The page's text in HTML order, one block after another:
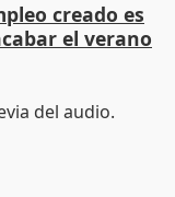
creado es
el verano